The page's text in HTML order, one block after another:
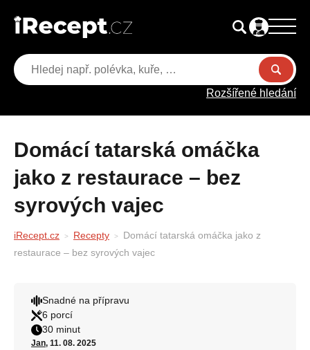
Rozšířené hledání
Domácí tatarská omáčka
jako z restaurace – bez
syrových vajec
iRecept.cz Recepty
Domácí tatarská omáčka jako z
restaurace – bez syrových vajec
Snadné na přípravu
6 porcí
30 minut
Jan, 11. 08. 2025